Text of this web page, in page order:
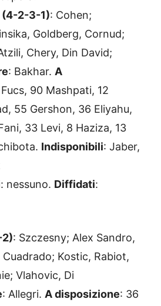
(4-2-3-1): Cohen;
Goldberg, Cornud;
Chery, Din David;
: Bakhar. A
90 Mashpati, 12
55 Gershon, 36 Eliyahu,
33 Levi, 8 Haziza, 13
Indisponibili: Jaber,
: nessuno. Diffidati:
2): Szczesny; Alex Sandro,
Kostic, Rabiot,
Vlahovic, Di
: Allegri. A disposizione: 36